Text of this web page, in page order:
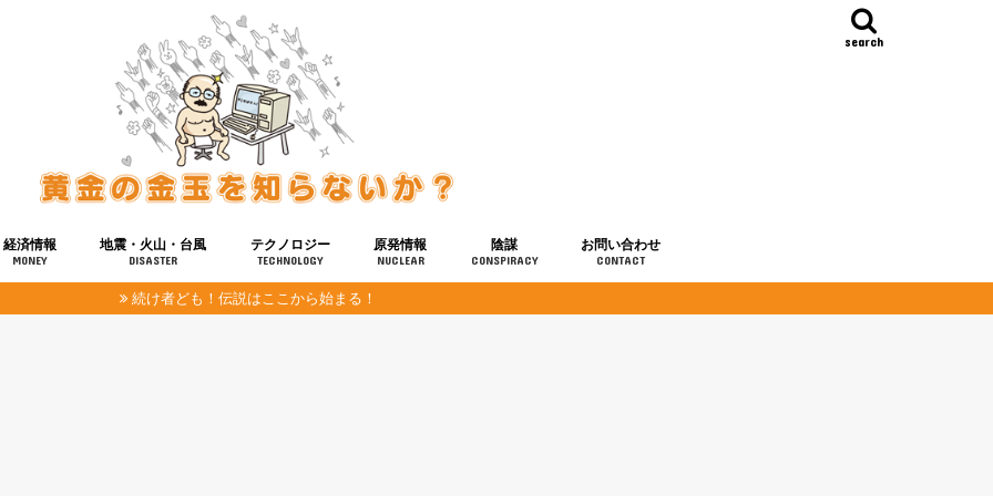
search
経済情報
MONEY
地震・火山・台風
DISASTER
テクノロジー
TECHNOLOGY
健康
宇宙
原発情報
NUCLEAR
陰謀
CONSPIRACY
お問い合わせ
CONTACT
続け者ども！伝説はここから始まる！